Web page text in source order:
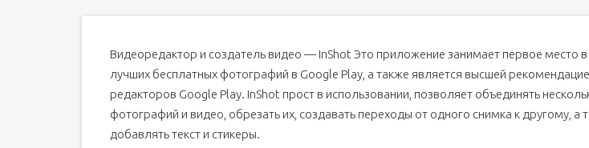
Видеоредактор и создатель видео — InShot Это приложение занимает первое место в
лучших бесплатных фотографий в Google Play, а также является высшей
редакторов Google Play. InShot прост в использовании, позволяет объединять
фотографий и видео, обрезать их, создавать переходы от одного снимка к другому, а
добавлять текст и стикеры.